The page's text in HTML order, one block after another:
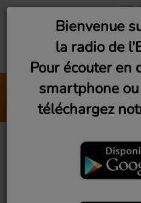
Flash Info
Chroniques
Good
(Samedi et
18h30)
Bienvenue
la radio de
Pour écouter en
smartphone
téléchargez